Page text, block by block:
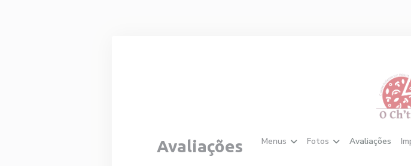
Menus Fotos Avaliações
Avaliações